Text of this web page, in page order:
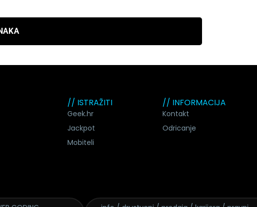
// ISTRAŽITI
Geek.hr
Jackpot
Mobiteli
// INFORMACIJA
Kontakt
Odricanje